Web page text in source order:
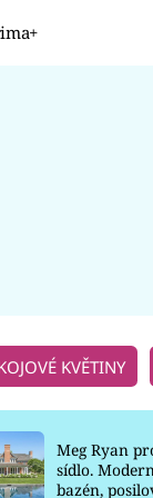
KVĚTINY
Meg Ryan
sídlo.
bazén,